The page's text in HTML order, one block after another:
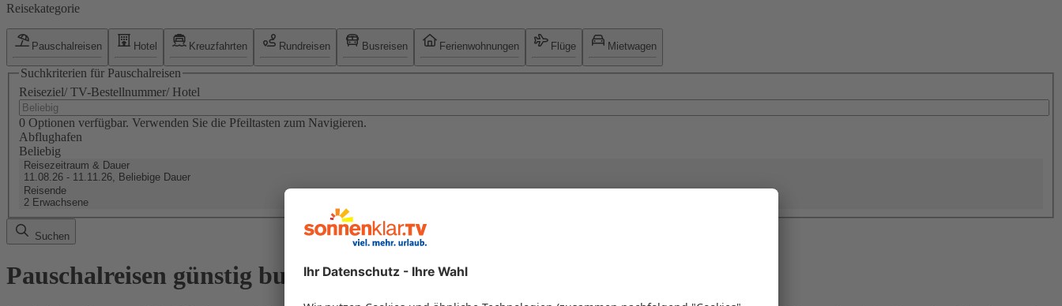
Reisekategorie
Pauschalreisen Hotel Kreuzfahrten Rundreisen Busreisen Ferienwohnungen Flüge Mietwagen
Suchkriterien für Pauschalreisen
Reiseziel/ TV-Bestellnummer/ Hotel
0 Optionen verfügbar. Verwenden Sie die Pfeiltasten zum Navigieren.
Abflughafen
Beliebig
Reisezeitraum & Dauer
11.08.26 - 11.11.26, Beliebige Dauer
Reisende
2 Erwachsene
Suchen
Pauschalreisen günstig buchen